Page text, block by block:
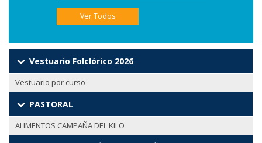
Ver Todos
Vestuario Folclórico 2026
Vestuario por curso
PASTORAL
ALIMENTOS CAMPAÑA DEL KILO